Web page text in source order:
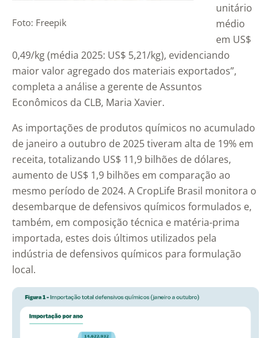
Foto: Freepik
unitário
médio
em US$
0,49/kg (média 2025: US$ 5,21/kg), evidenciando
maior valor agregado dos materiais exportados”,
completa a análise a gerente de Assuntos
Econômicos da CLB, Maria Xavier.
As importações de produtos químicos no acumulado
de janeiro a outubro de 2025 tiveram alta de 19% em
receita, totalizando US$ 11,9 bilhões de dólares,
aumento de US$ 1,9 bilhões em comparação ao
mesmo período de 2024. A CropLife Brasil monitora o
desembarque de defensivos químicos formulados e,
também, em composição técnica e matéria-prima
importada, estes dois últimos utilizados pela
indústria de defensivos químicos para formulação
local.